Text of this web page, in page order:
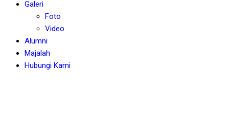
Galeri
Foto
Video
Alumni
Majalah
Hubungi Kami